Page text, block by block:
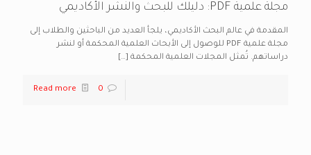
مجلة علمية PDF: دليلك للبحث والنشر الأكاديمي
المقدمة في عالم البحث الأكاديمي، يلجأ العديد من الباحثين والطلاب إلى
مجلة علمية PDF للوصول إلى الأبحاث العلمية المحكمة أو لنشر
دراساتهم. تُمثل المجلات العلمية المحكمة […]
0
Read more